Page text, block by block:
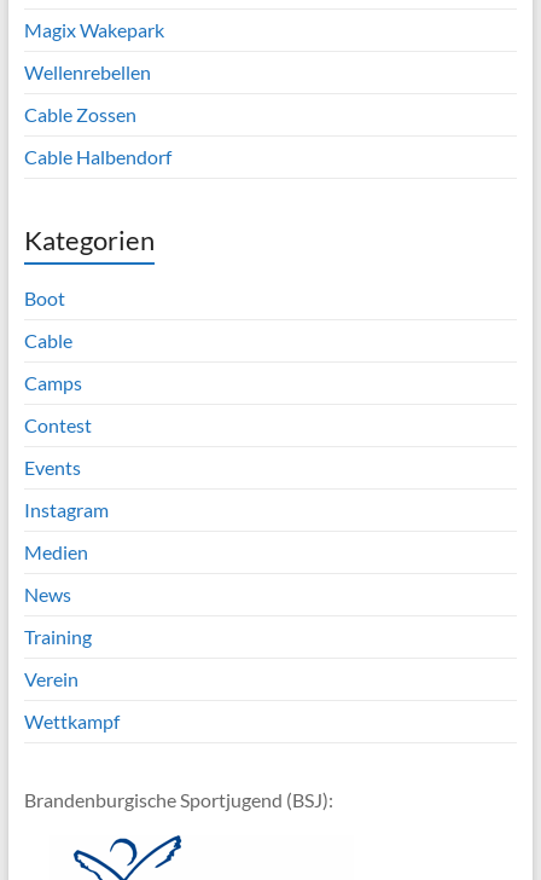
Magix Wakepark
Wellenrebellen
Cable Zossen
Cable Halbendorf
Kategorien
Boot
Cable
Camps
Contest
Events
Instagram
Medien
News
Training
Verein
Wettkampf
Brandenburgische Sportjugend (BSJ):